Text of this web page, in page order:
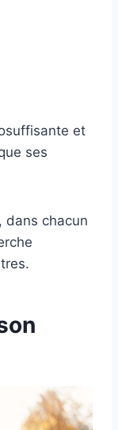
et
ses
dans chacun